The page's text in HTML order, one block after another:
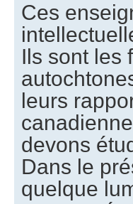
Ces
Ils sont les
leurs
devons
Dans le
quelque